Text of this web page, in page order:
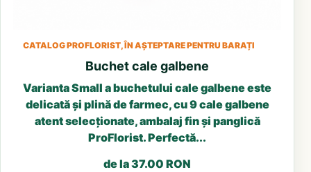
CATALOG PROFLORIST, ÎN AȘTEPTARE PENTRU BARAȚI
Buchet cale galbene
Varianta Small a buchetului cale galbene este
delicată și plină de farmec, cu 9 cale galbene
atent selecționate, ambalaj fin și panglică
ProFlorist. Perfectă...
de la 37.00 RON